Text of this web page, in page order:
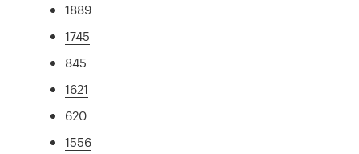
1889
1745
845
1621
620
1556